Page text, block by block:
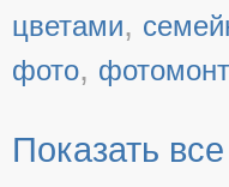
цветами,
фото,
Показать все